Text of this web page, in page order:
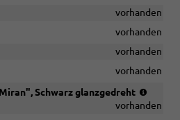
vorhanden
vorhanden
vorhanden
vorhanden
Schwarz glanzgedreht
215/50
vorhanden